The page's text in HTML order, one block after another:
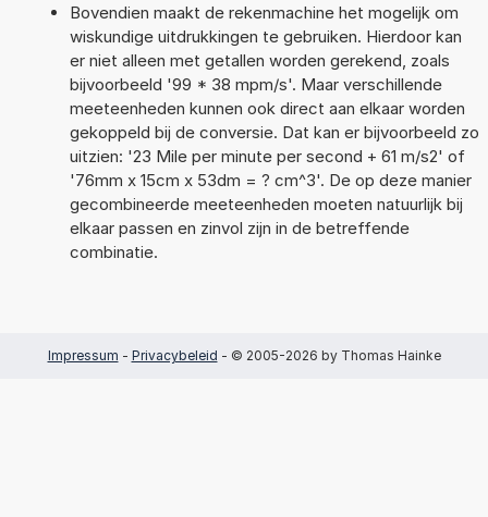
Bovendien maakt de rekenmachine het mogelijk om
wiskundige uitdrukkingen te gebruiken. Hierdoor kan
er niet alleen met getallen worden gerekend, zoals
bijvoorbeeld '99 * 38 mpm/s'. Maar verschillende
meeteenheden kunnen ook direct aan elkaar worden
gekoppeld bij de conversie. Dat kan er bijvoorbeeld zo
uitzien: '23 Mile per minute per second + 61 m/s2' of
'76mm x 15cm x 53dm = ? cm^3'. De op deze manier
gecombineerde meeteenheden moeten natuurlijk bij
elkaar passen en zinvol zijn in de betreffende
combinatie.
Impressum - Privacybeleid - © 2005-2026 by Thomas Hainke